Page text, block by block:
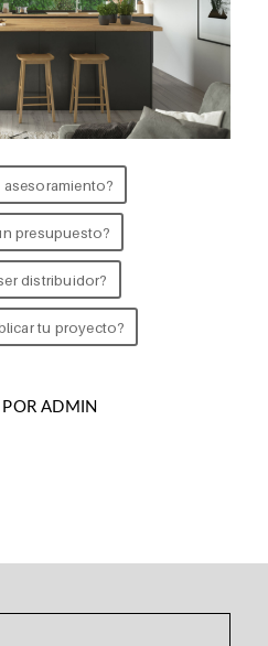
asesoramiento?
presupuesto?
distribuidor?
tu proyecto?
PORADMIN